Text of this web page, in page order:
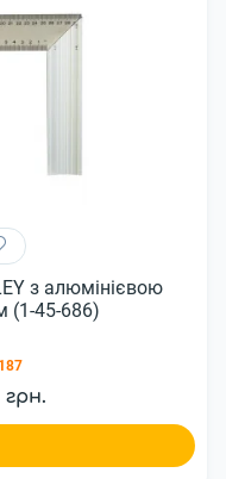
з алюмінієвою
(1-45-686)
грн.